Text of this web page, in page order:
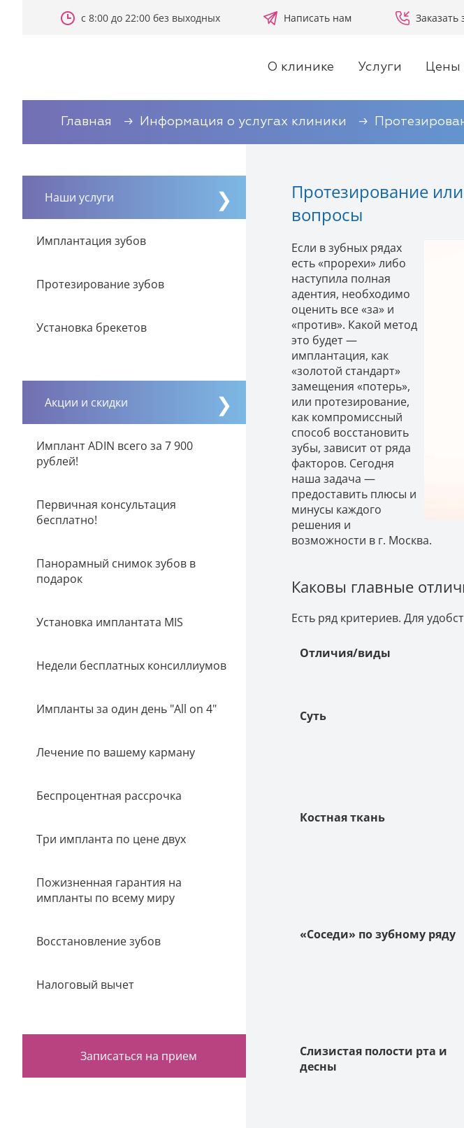
с 8:00 до 22:00 без выходных Написать нам Заказать
О клинике Услуги Цены
Главная Информация о услугах клиники
Наши услуги
Имплантация зубов
Протезирование зубов
Установка брекетов
Акции и скидки
Имплант ADIN всего за 7 900
рублей!
Первичная консультация
бесплатно!
Панорамный снимок зубов в
подарок
Установка имплантата MIS
Недели бесплатных консиллиумов
Импланты за один день "All on 4"
Лечение по вашему карману
Беспроцентная рассрочка
Три импланта по цене двух
Пожизненная гарантия на
импланты по всему миру
Восстановление зубов
Налоговый вычет
Записаться на прием
Протезирование
вопросы
Если в зубных рядах
есть «прорехи» либо
наступила полная
адентия, необходимо
оценить все «за» и
«против». Какой метод
это будет —
имплантация, как
«золотой стандарт»
замещения «потерь»,
или протезирование,
как компромиссный
способ восстановить
зубы, зависит от ряда
факторов. Сегодня
наша задача —
предоставить плюсы и
минусы каждого
решения и
возможности в г. Москва.
Каковы главные
Есть ряд критериев. Для
Отличия/виды
Суть
Костная ткань
«Соседи» по зубному ряду
Слизистая полости рта и
десны